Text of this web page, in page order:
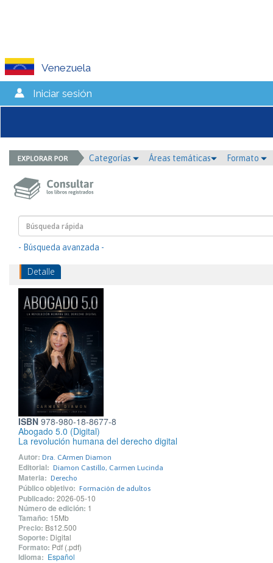
Venezuela
Iniciar sesión
Categorías Áreas temáticas Formato
- Búsqueda avanzada -
Detalle
ISBN 978-980-18-8677-8
Abogado 5.0 (Digital)
La revolución humana del derecho digital
Autor: Dra. CArmen Diamon
Editorial: Diamon Castillo, Carmen Lucinda
Materia: Derecho
Público objetivo: Formación de adultos
Publicado: 2026-05-10
Número de edición: 1
Tamaño: 15Mb
Precio: Bs12.500
Soporte: Digital
Formato: Pdf (.pdf)
Idioma: Español